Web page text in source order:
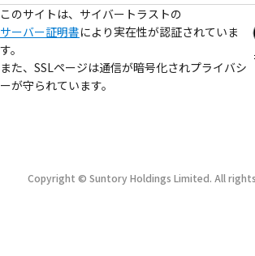
このサイトは、サイバートラストの
サーバー証明書により実在性が認証されていま
す。
また、SSLページは通信が暗号化されプライバシ
ーが守られています。
Copyright © Suntory Holdings Limited. All